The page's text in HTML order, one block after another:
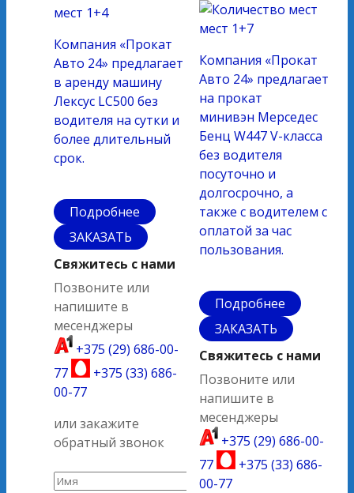
мест 1+4
Компания «Прокат
Авто 24» предлагает
в аренду машину
Лексус LC500 без
водителя на сутки и
более длительный
срок.
Подробнее
ЗАКАЗАТЬ
Свяжитесь с нами
Позвоните или
напишите в
месенджеры
+375 (29) 686-00-
77
+375 (33) 686-
00-77
или закажите
обратный звонок
мест 1+7
Компания «Прокат
Авто 24» предлагает
на прокат
минивэн Мерседес
Бенц W447 V-класса
без водителя
посуточно и
долгосрочно, а
также с водителем с
оплатой за час
пользования.
Подробнее
ЗАКАЗАТЬ
Свяжитесь с нами
Позвоните или
напишите в
месенджеры
+375 (29) 686-00-
77
+375 (33) 686-
00-77